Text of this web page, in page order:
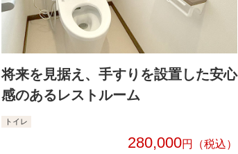
将来を見据え、手すりを設置した安心
感のあるレストルーム
トイレ
280,000円